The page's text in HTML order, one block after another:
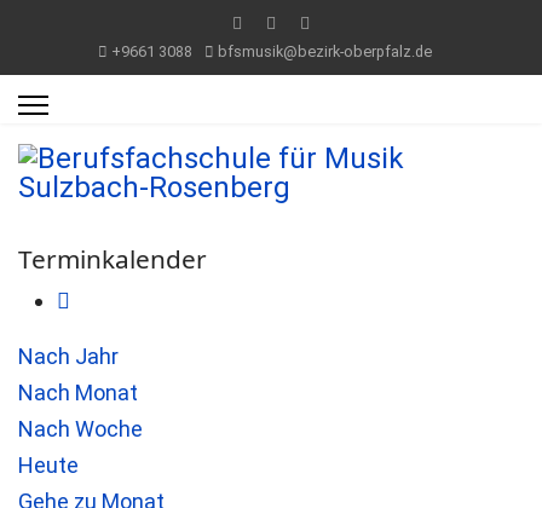
+9661 3088 bfsmusik@bezirk-oberpfalz.de
Terminkalender
Nach Jahr
Nach Monat
Nach Woche
Heute
Gehe zu Monat